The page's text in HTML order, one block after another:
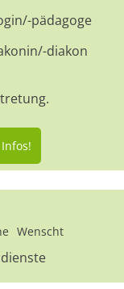
pädagoge
diakon
Wenscht